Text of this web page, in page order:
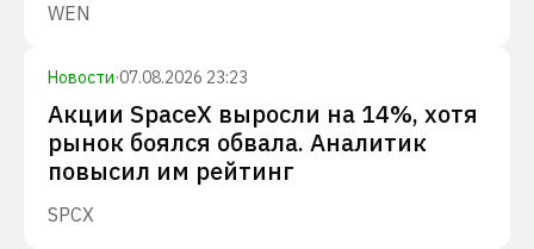
WEN
Новости·07.08.2026 23:23
Акции SpaceX выросли на 14%, хотя
рынок боялся обвала. Аналитик
повысил им рейтинг
SPCX